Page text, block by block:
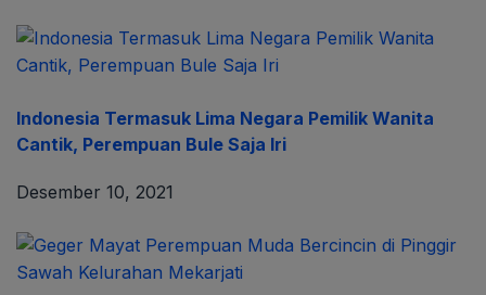
Indonesia Termasuk Lima Negara Pemilik Wanita
Cantik, Perempuan Bule Saja Iri
Desember 10, 2021